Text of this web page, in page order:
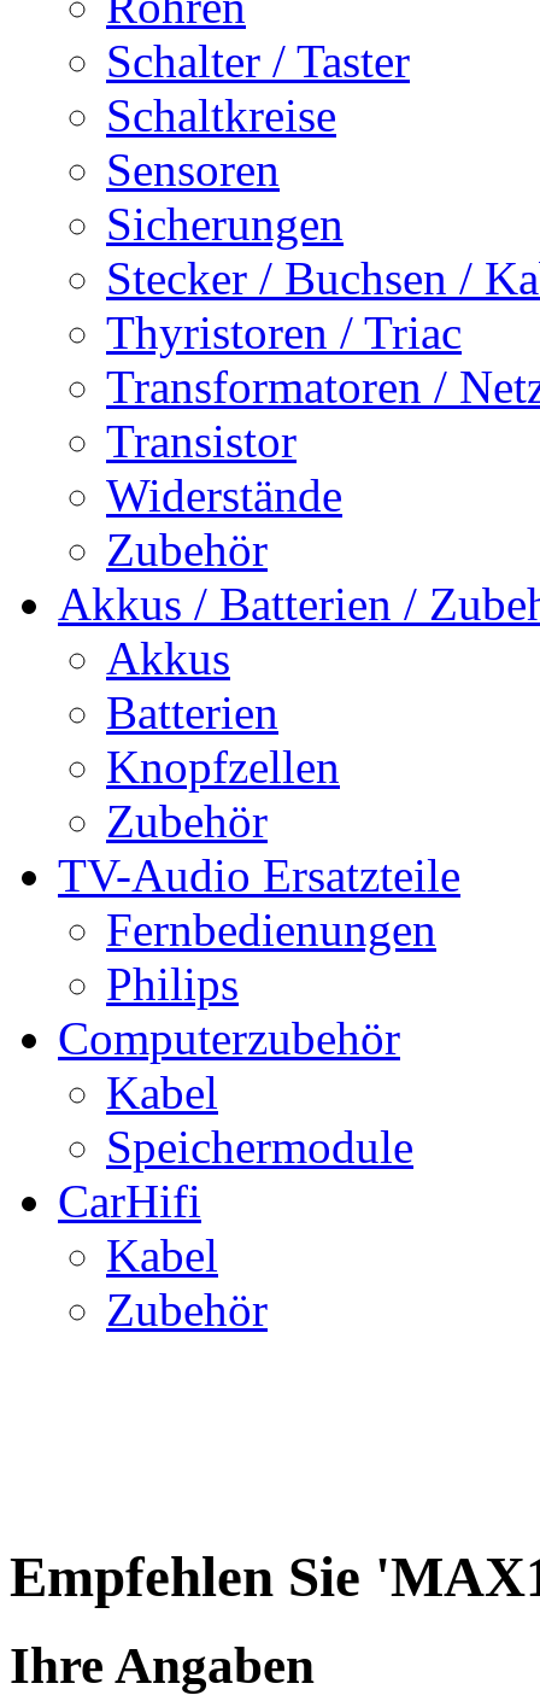
Schalter / Taster
Schaltkreise
Sensoren
Sicherungen
Stecker / Buchsen /
Thyristoren / Triac
Transformatoren /
Transistor
Widerstände
Zubehör
Akkus / Batterien /
Akkus
Batterien
Knopfzellen
Zubehör
TV-Audio Ersatzteile
Fernbedienungen
Philips
Computerzubehör
Kabel
Speichermodule
CarHifi
Kabel
Zubehör
Empfehlen Sie
Ihre Angaben